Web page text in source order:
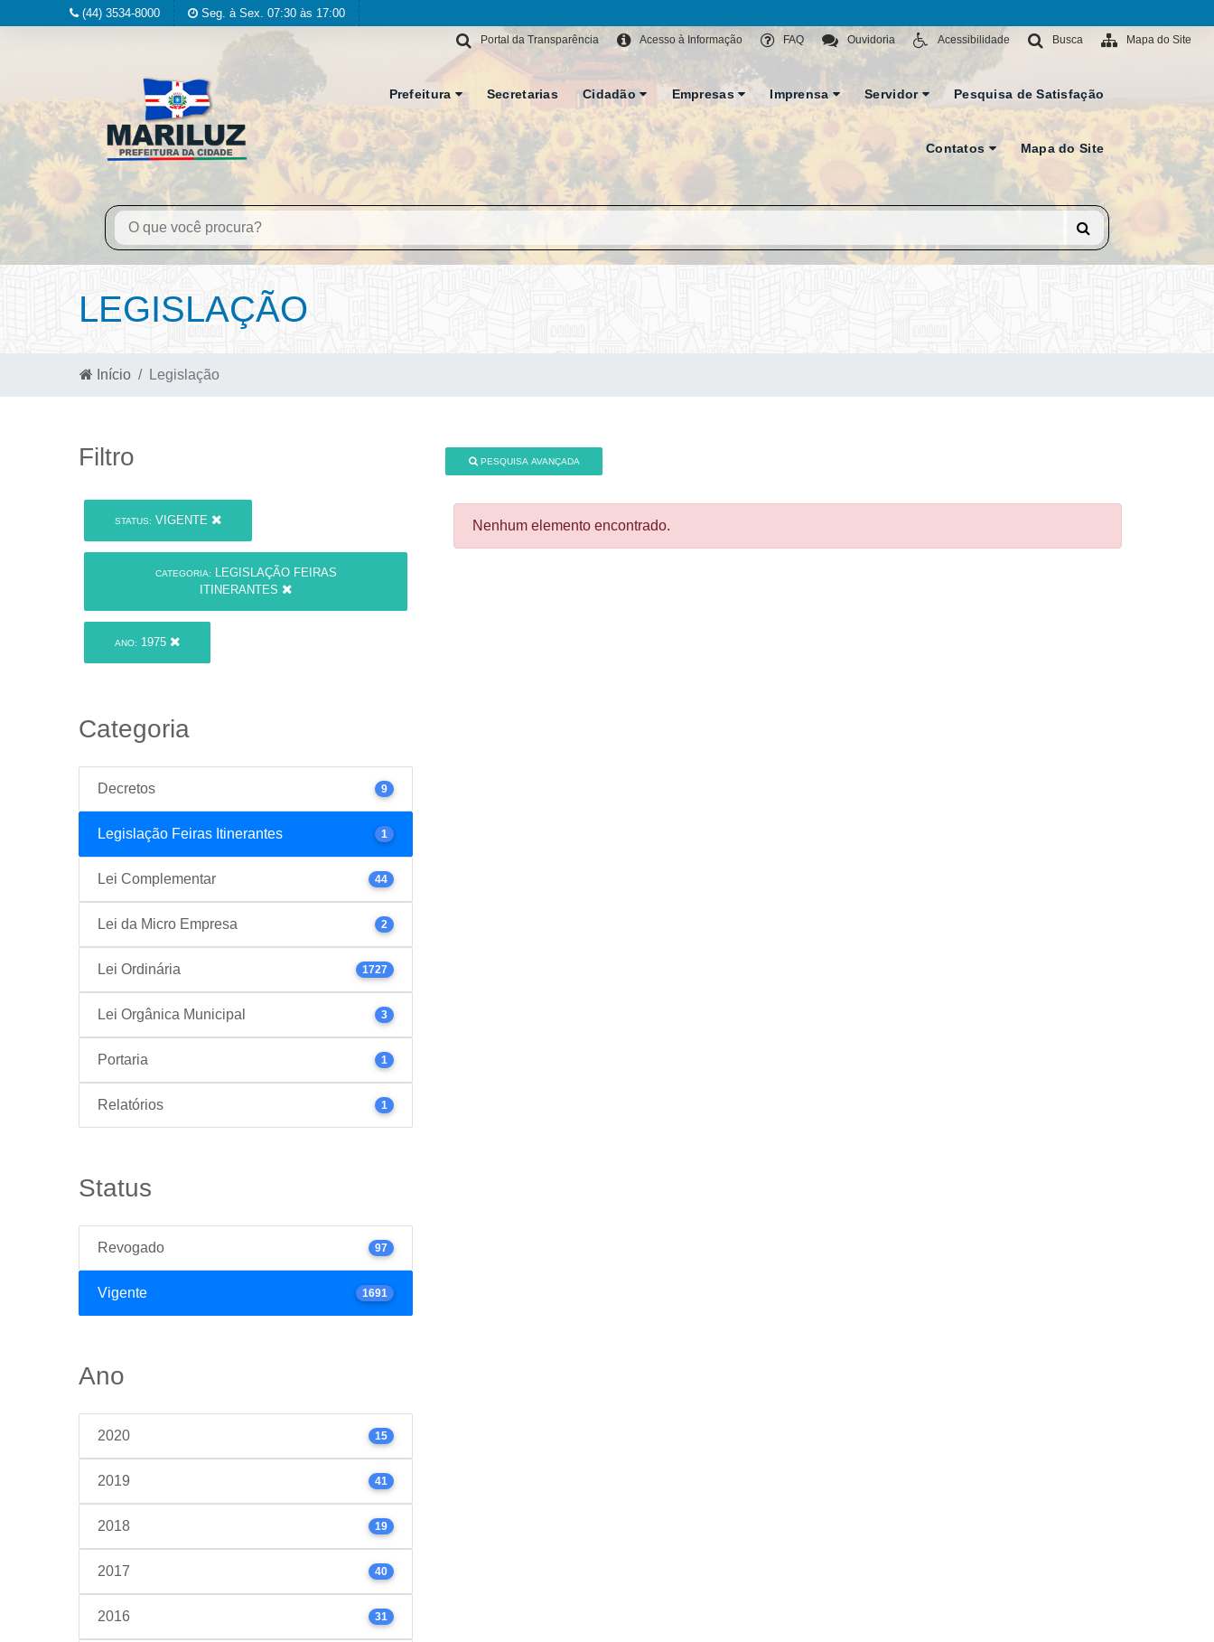
(44) 3534-8000 Seg. à Sex. 07:30 às 17:00
Mapa do Site
Busca
Acessibilidade
Ouvidoria
FAQ
Acesso à Informação
Portal da Transparência
Prefeitura Secretarias Cidadão Empresas Imprensa Servidor Pesquisa de Satisfação
Contatos Mapa do Site
LEGISLAÇÃO
Início Legislação
Filtro
STATUS: VIGENTE
CATEGORIA:
LEGISLAÇÃO FEIRAS
ITINERANTES
ANO: 1975
Categoria
Decretos 9
Legislação Feiras Itinerantes 1
Lei Complementar 44
Lei da Micro Empresa 2
Lei Ordinária 1727
Lei Orgânica Municipal 3
Portaria 1
Relatórios 1
Status
Revogado 97
Vigente 1691
Ano
2020 15
2019 41
2018 19
2017 40
2016 31
PESQUISA AVANÇADA
Nenhum elemento encontrado.